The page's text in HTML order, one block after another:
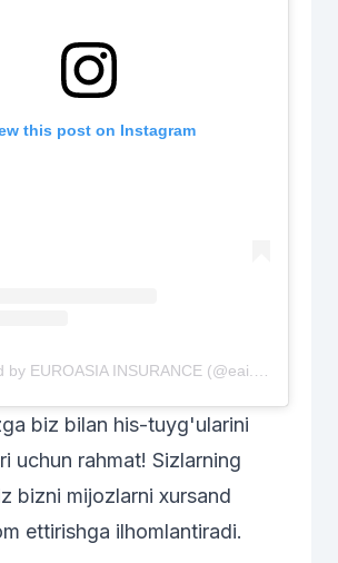
this post on Instagram
biz bilan his-tuyg'ularini
uchun rahmat! Sizlarning
bizni mijozlarni xursand
ettirishga ilhomlantiradi.